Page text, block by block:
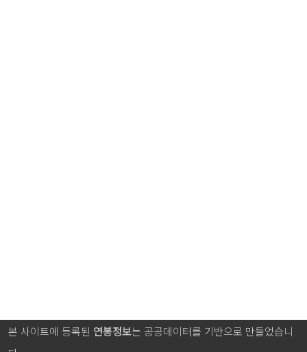
본 사이트에 등록된 연봉정보는 공공데이터를 기반으로 만들었습니